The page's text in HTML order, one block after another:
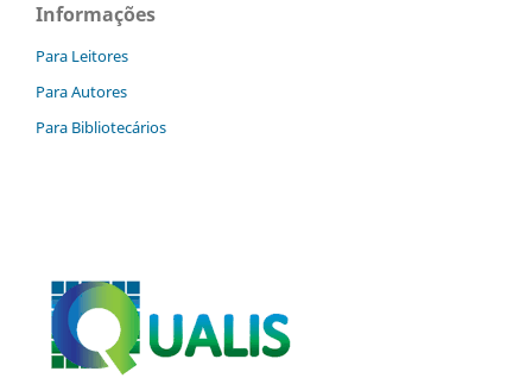
Informações
Para Leitores
Para Autores
Para Bibliotecários